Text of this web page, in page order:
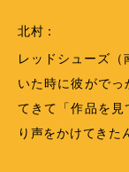
北村：
レッドシューズ（
いた時に彼がでっ
てきて「作品を見
り声をかけてきた